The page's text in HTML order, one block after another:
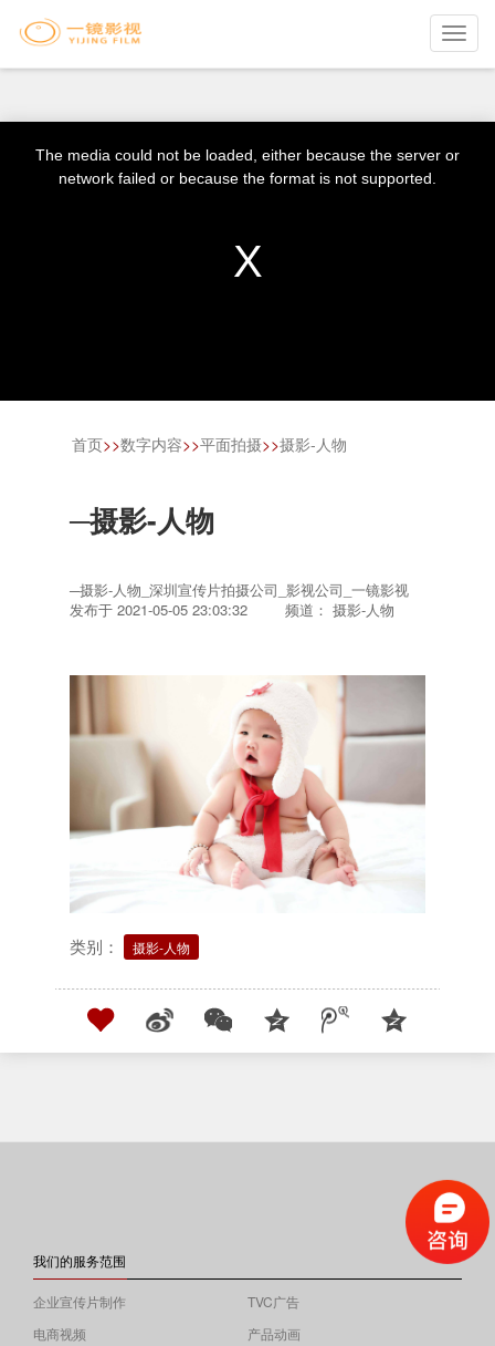
The media could not be loaded, either because the server or
network failed or because the format is not supported.
首页>>数字内容>>平面拍摄>>摄影-人物
─摄影-人物
─摄影-人物_深圳宣传片拍摄公司_影视公司_一镜影视
发布于 2021-05-05 23:03:32 频道： 摄影-人物
类别： 摄影-人物
我们的服务范围
企业宣传片制作
TVC广告
电商视频
产品动画